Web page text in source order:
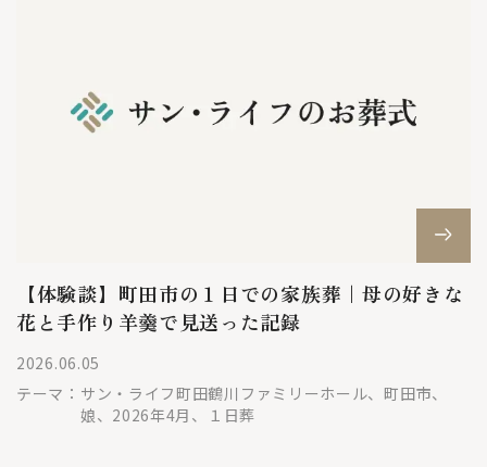
【体験談】町田市の１日での家族葬｜母の好きな
花と手作り羊羹で見送った記録
2026.06.05
テーマ： サン・ライフ町田鶴川ファミリーホール、町田市、
娘、2026年4月、１日葬